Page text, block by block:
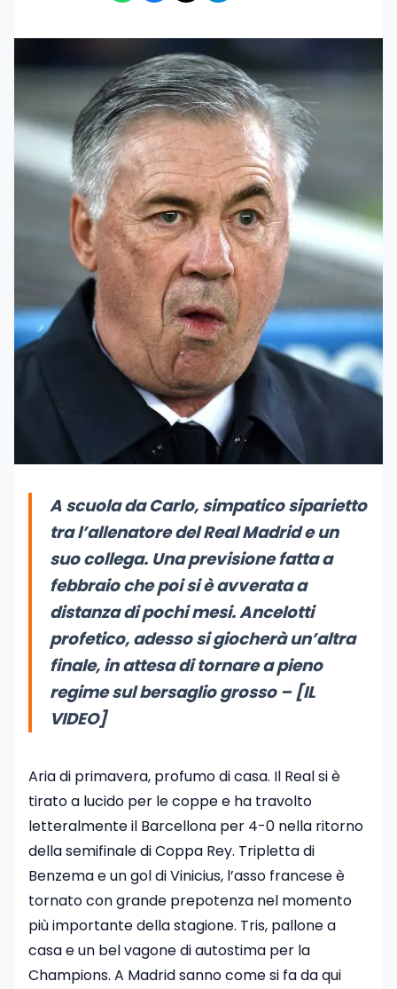
A scuola da Carlo, simpatico siparietto
tra l’allenatore del Real Madrid e un
suo collega. Una previsione fatta a
febbraio che poi si è avverata a
distanza di pochi mesi. Ancelotti
profetico, adesso si giocherà un’altra
finale, in attesa di tornare a pieno
regime sul bersaglio grosso – [IL
VIDEO]
Aria di primavera, profumo di casa. Il Real si è
tirato a lucido per le coppe e ha travolto
letteralmente il Barcellona per 4-0 nella ritorno
della semifinale di Coppa Rey. Tripletta di
Benzema e un gol di Vinicius, l’asso francese è
tornato con grande prepotenza nel momento
più importante della stagione. Tris, pallone a
casa e un bel vagone di autostima per la
Champions. A Madrid sanno come si fa da qui